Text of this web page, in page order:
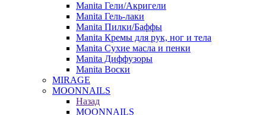
Manita Гели/Акригели
Manita Гель-лаки
Manita Пилки/Баффы
Manita Кремы для рук, ног и тела
Manita Сухие масла и пенки
Manita Диффузоры
Manita Воски
MIRAGE
MOONNAILS
Назад
MOONNAILS